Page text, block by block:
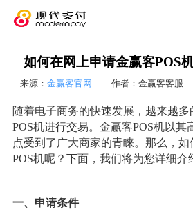
如何在网上申请金赢客POS
来源： 金赢客官网 作者：金赢客客服
随着电子商务的快速发展，越来越多
POS机进行交易。金赢客POS机以
点受到了广大商家的青睐。那么，
POS机呢？下面，我们将为您详细介
一、申请条件